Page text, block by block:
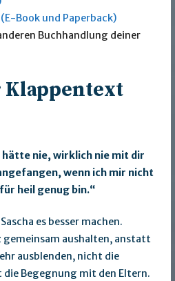
Book und Paperback)
Buchhandlung deiner
Klappentext
hätte nie, wirklich nie mit dir
wenn ich mir nicht
heil genug bin.“
es besser machen.
gemeinsam aushalten, anstatt
ausblenden, nicht die
Begegnung mit den Eltern.